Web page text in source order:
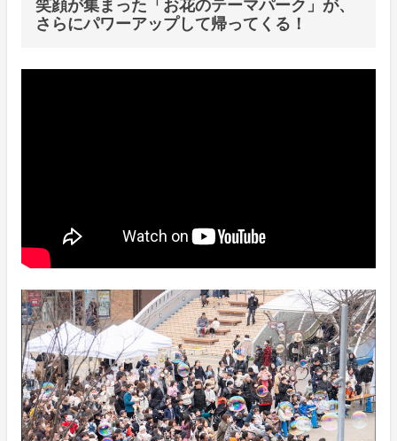
笑顔が集まった「お花のテーマパーク」が、
さらにパワーアップして帰ってくる！